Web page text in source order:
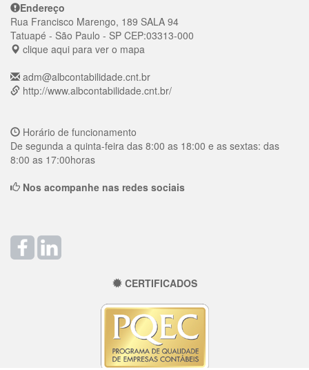
Endereço
Rua Francisco Marengo, 189 SALA 94
Tatuapé - São Paulo - SP CEP:03313-000
clique aqui para ver o mapa
adm@albcontabilidade.cnt.br
http://www.albcontabilidade.cnt.br/
Horário de funcionamento
De segunda a quinta-feira das 8:00 as 18:00 e as sextas: das
8:00 as 17:00horas
Nos acompanhe nas redes sociais
CERTIFICADOS